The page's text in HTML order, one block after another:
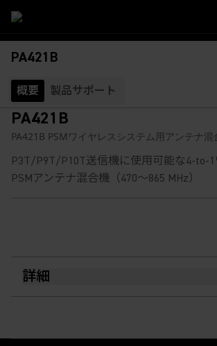
PA421B
概要 製品サポート
PA421B
PA421B PSMワイヤレスシステム用アンテナ混
P3T/P9T/P10T送信機に使用可能な4-to-
PSMアンテナ混合機（470～865 MHz）
詳細